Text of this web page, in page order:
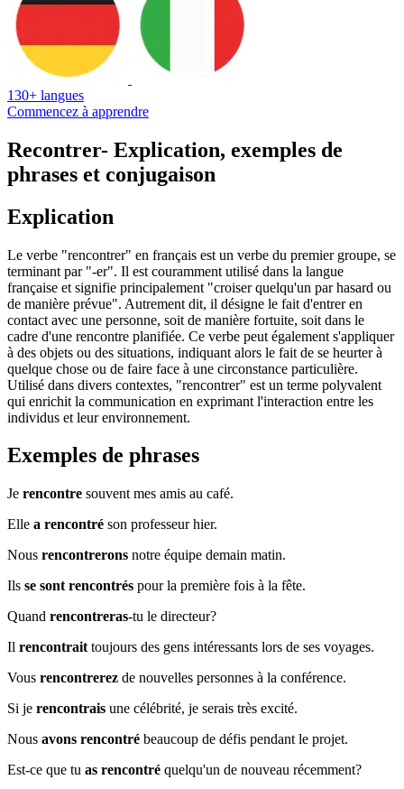
130+ langues
Commencez à apprendre
Recontrer- Explication, exemples de
phrases et conjugaison
Explication
Le verbe "rencontrer" en français est un verbe du premier groupe, se
terminant par "-er". Il est couramment utilisé dans la langue
française et signifie principalement "croiser quelqu'un par hasard ou
de manière prévue". Autrement dit, il désigne le fait d'entrer en
contact avec une personne, soit de manière fortuite, soit dans le
cadre d'une rencontre planifiée. Ce verbe peut également s'appliquer
à des objets ou des situations, indiquant alors le fait de se heurter à
quelque chose ou de faire face à une circonstance particulière.
Utilisé dans divers contextes, "rencontrer" est un terme polyvalent
qui enrichit la communication en exprimant l'interaction entre les
individus et leur environnement.
Exemples de phrases
Je rencontre souvent mes amis au café.
Elle a rencontré son professeur hier.
Nous rencontrerons notre équipe demain matin.
Ils se sont rencontrés pour la première fois à la fête.
Quand rencontreras-tu le directeur?
Il rencontrait toujours des gens intéressants lors de ses voyages.
Vous rencontrerez de nouvelles personnes à la conférence.
Si je rencontrais une célébrité, je serais très excité.
Nous avons rencontré beaucoup de défis pendant le projet.
Est-ce que tu as rencontré quelqu'un de nouveau récemment?